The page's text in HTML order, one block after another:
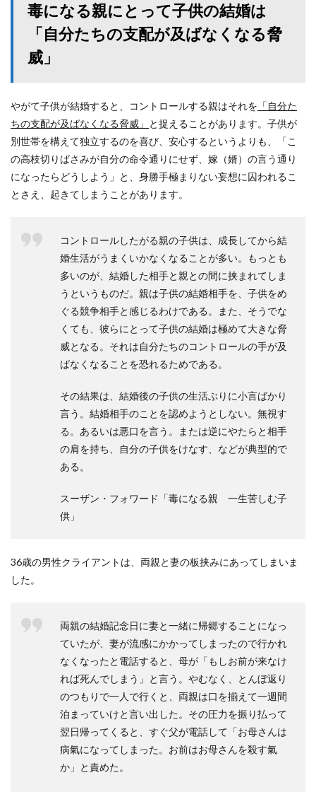
毒になる親にとって子供の結婚は
「自分たちの支配が及ばなくなる脅
威」
やがて子供が結婚すると、コントロールする親はそれを 「自分た
ちの支配が及ばなくなる脅威」 と捉えることがあります。子供が
別世帯を構えて独立するのを喜び、安心するというよりも、「こ
の高枝切りばさみが自分の命令通りにせず、嫁（婿）の言う通り
になったらどうしよう」と、身勝手極まりない妄想に囚われるこ
とさえ、起きてしまうことがあります。
コントロールしたがる親の子供は、成長してから結
婚生活がうまくいかなくなることが多い。もっとも
多いのが、結婚した相手と親との間に挟まれてしま
うというものだ。親は子供の結婚相手を、子供をめ
ぐる競争相手と感じるわけである。また、そうでな
くても、彼らにとって子供の結婚は極めて大きな脅
威となる。それは自分たちのコントロールの手が及
ばなくなることを恐れるためである。
その結果は、結婚後の子供の生活ぶりに小言ばかり
言う。結婚相手のことを認めようとしない。無視す
る。あるいは悪口を言う。または逆にやたらと相手
の肩を持ち、自分の子供をけなす、などが典型的で
ある。
スーザン・フォワード「毒になる親 一生苦しむ子
供」
36歳の男性クライアントは、両親と妻の板挟みにあってしまいま
した。
両親の結婚記念日に妻と一緒に帰郷することになっ
ていたが、妻が流感にかかってしまったので行かれ
なくなったと電話すると、母が「もしお前が来なけ
れば死んでしまう」と言う。やむなく、とんぼ返り
のつもりで一人で行くと、両親は口を揃えて一週間
泊まっていけと言い出した。その圧力を振り払って
翌日帰ってくると、すぐ父が電話して「お母さんは
病氣になってしまった。お前はお母さんを殺す氣
か」と責めた。